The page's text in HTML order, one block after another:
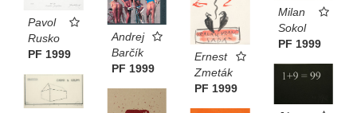
Pavol
Rusko
PF 1999
Milan
Sokol
PF 1999
Ernest
Zmeták
PF 1999
Andrej
Barčík
PF 1999